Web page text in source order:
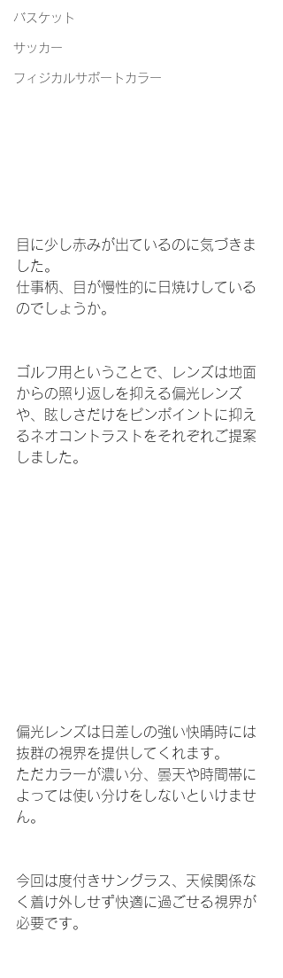
バスケット
サッカー
フィジカルサポートカラー
目に少し赤みが出ているのに気づきま
した。
仕事柄、目が慢性的に日焼けしている
のでしょうか。
ゴルフ用ということで、レンズは地面
からの照り返しを抑える偏光レンズ
や、眩しさだけをピンポイントに抑え
るネオコントラストをそれぞれご提案
しました。
偏光レンズは日差しの強い快晴時には
抜群の視界を提供してくれます。
ただカラーが濃い分、曇天や時間帯に
よっては使い分けをしないといけませ
ん。
今回は度付きサングラス、天候関係な
く着け外しせず快適に過ごせる視界が
必要です。